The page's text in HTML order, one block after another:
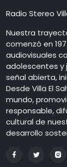
Radio Stereo
Nuestra
comenzó en
audiovisuales
adolescentes y
señal abierta,
Desde Villa El
mundo,
responsable,
cultural de
desarrollo